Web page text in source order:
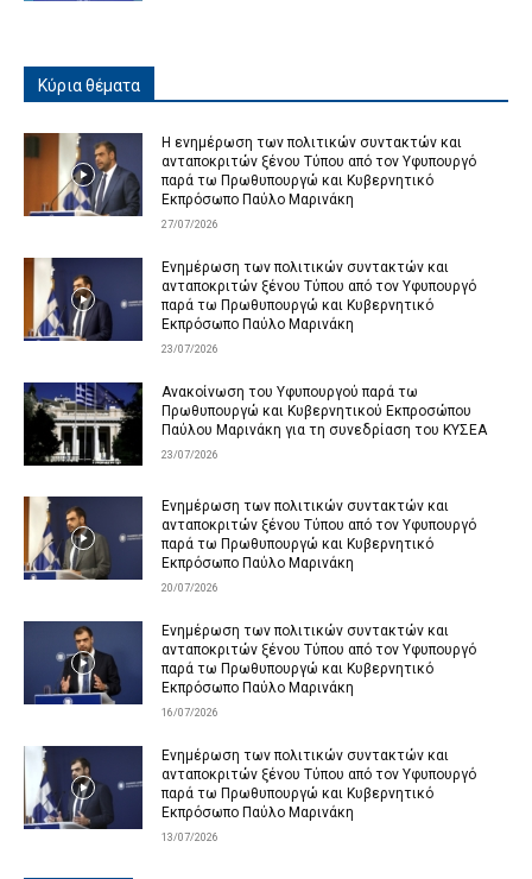
Κύρια θέματα
Η ενημέρωση των πολιτικών συντακτών και
ανταποκριτών ξένου Τύπου από τον Υφυπουργό
παρά τω Πρωθυπουργώ και Κυβερνητικό
Εκπρόσωπο Παύλο Μαρινάκη
27/07/2026
Ενημέρωση των πολιτικών συντακτών και
ανταποκριτών ξένου Τύπου από τον Υφυπουργό
παρά τω Πρωθυπουργώ και Κυβερνητικό
Εκπρόσωπο Παύλο Μαρινάκη
23/07/2026
Ανακοίνωση του Υφυπουργού παρά τω
Πρωθυπουργώ και Κυβερνητικού Εκπροσώπου
Παύλου Μαρινάκη για τη συνεδρίαση του ΚΥΣΕΑ
23/07/2026
Ενημέρωση των πολιτικών συντακτών και
ανταποκριτών ξένου Τύπου από τον Υφυπουργό
παρά τω Πρωθυπουργώ και Κυβερνητικό
Εκπρόσωπο Παύλο Μαρινάκη
20/07/2026
Ενημέρωση των πολιτικών συντακτών και
ανταποκριτών ξένου Τύπου από τον Υφυπουργό
παρά τω Πρωθυπουργώ και Κυβερνητικό
Εκπρόσωπο Παύλο Μαρινάκη
16/07/2026
Ενημέρωση των πολιτικών συντακτών και
ανταποκριτών ξένου Τύπου από τον Υφυπουργό
παρά τω Πρωθυπουργώ και Κυβερνητικό
Εκπρόσωπο Παύλο Μαρινάκη
13/07/2026